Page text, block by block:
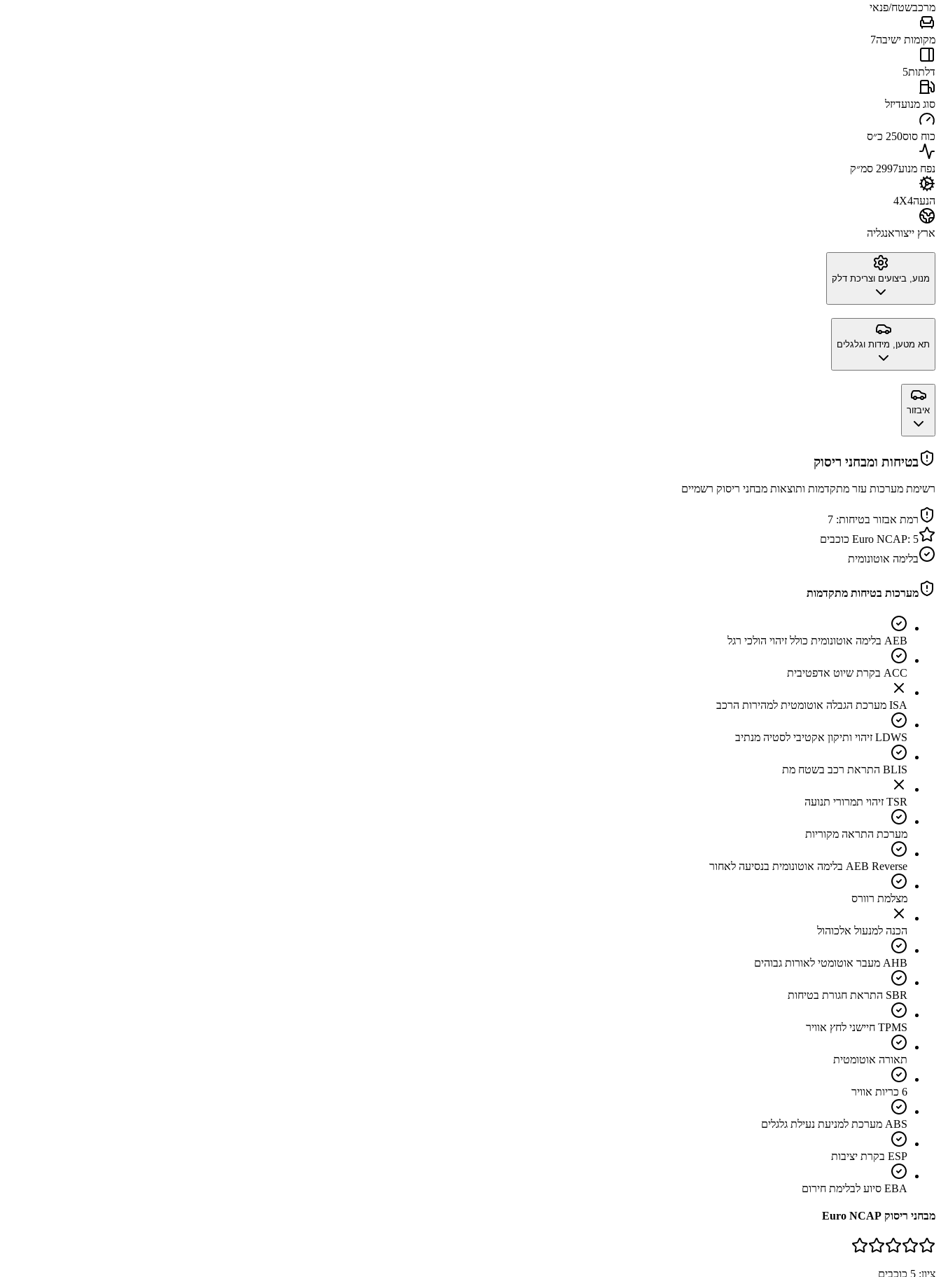
מרכבשטח/פנאי
מקומות ישיבה7
דלתות5
סוג מנועדיזל
כוח סוס250 כ״ס
נפח מנוע2997 סמ״ק
הנעה4X4
ארץ ייצוראנגליה
מנוע, ביצועים וצריכת דלק
תא מטען, מידות וגלגלים
איבזור
בטיחות ומבחני ריסוק
רשימת מערכות עזר מתקדמות ותוצאות מבחני ריסוק רשמיים
רמת אבזור בטיחות: 7
Euro NCAP: 5
כוכבים
בלימה אוטונומית
מערכות בטיחות מתקדמות
AEB בלימה אוטונומית כולל זיהוי הולכי רגל
ACC בקרת שיוט אדפטיבית
ISA מערכת הגבלה אוטומטית למהירות הרכב
LDWS זיהוי ותיקון אקטיבי לסטיה מנתיב
BLIS התראת רכב בשטח מת
TSR זיהוי תמרורי תנועה
מערכת התראה מקוריות
AEB Reverse בלימה אוטונומית בנסיעה לאחור
מצלמת רוורס
הכנה למנעול אלכוהול
AHB מעבר אוטומטי לאורות גבוהים
SBR התראת חגורת בטיחות
TPMS חיישני לחץ אוויר
תאורה אוטומטית
6 כריות אוויר
ABS מערכת למניעת נעילת גלגלים
ESP בקרת יציבות
EBA סיוע לבלימת חירום
מבחני ריסוק Euro NCAP
ציון: 5 כוכבים